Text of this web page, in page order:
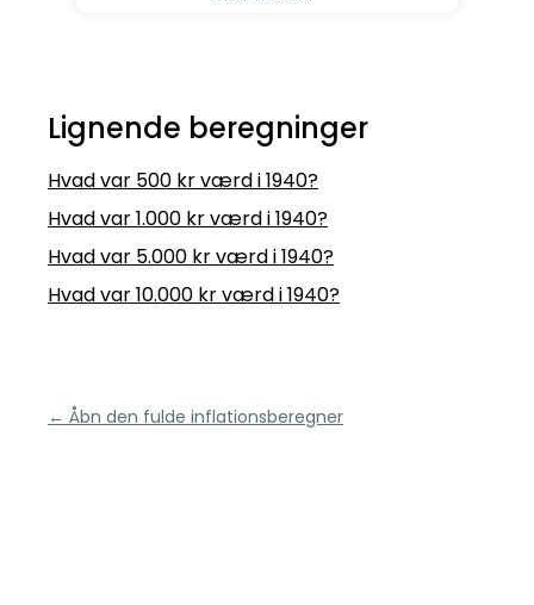
Lignende beregninger
Hvad var 500 kr værd i 1940?
Hvad var 1.000 kr værd i 1940?
Hvad var 5.000 kr værd i 1940?
Hvad var 10.000 kr værd i 1940?
← Åbn den fulde inflationsberegner